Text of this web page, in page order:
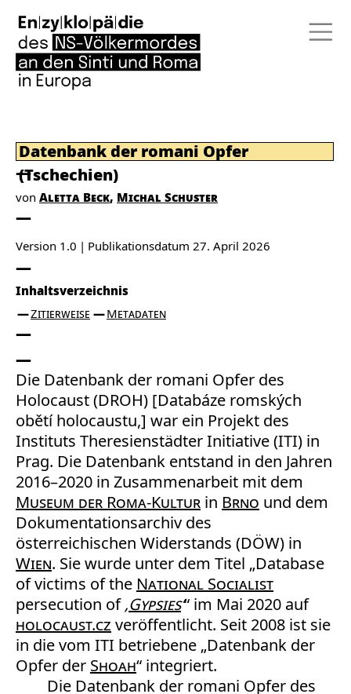
Datenbank der romani Opfer
(Tschechien)
von Aletta Beck Michal Schuster
Version 1.0 Publikationsdatum 27. April 2026
Inhaltsverzeichnis
Zitierweise
Metadaten
Die Datenbank der romani Opfer des
Holocaust (DROH) [Databáze romských
obětí holocaustu,] war ein Projekt des
Instituts Theresienstädter Initiative (ITI) in
Prag. Die Datenbank entstand in den Jahren
2016–2020 in Zusammenarbeit mit dem
Museum der Roma-Kultur in Brno und dem
Dokumentationsarchiv des
österreichischen Widerstands (DÖW) in
Wien. Sie wurde unter dem Titel „Database
of victims of the National Socialist
persecution of‚Gypsies‘“ im Mai 2020 auf
holocaust.cz veröffentlicht. Seit 2008 ist sie
in die vom ITI betriebene „Datenbank der
Opfer der Shoah“ integriert.
Die Datenbank der romani Opfer des